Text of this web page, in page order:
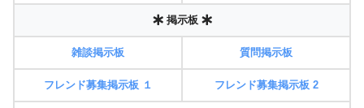
掲示板
雑談掲示板 質問掲示板
フレンド募集掲示板 １ フレンド募集掲示板 2